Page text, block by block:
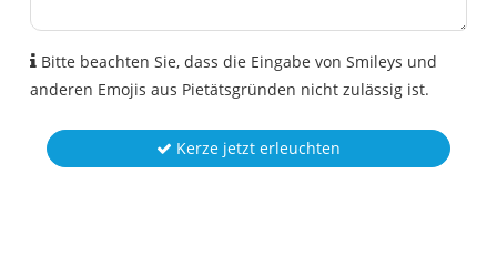
Bitte beachten Sie, dass die Eingabe von Smileys und
anderen Emojis aus Pietätsgründen nicht zulässig ist.
Kerze jetzt erleuchten